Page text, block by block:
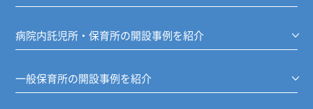
病院内託児所・保育所の開設事例を紹介
一般保育所の開設事例を紹介